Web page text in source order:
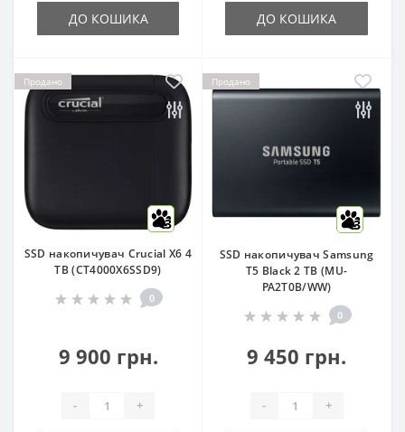
ДО КОШИКА ДО КОШИКА
Продано
3
SSD накопичувач Crucial X6 4
TB (CT4000X6SSD9)
0
9 900 грн.
- +
Продано
3
SSD накопичувач Samsung
T5 Black 2 TB (MU-
PA2T0B/WW)
0
9 450 грн.
- +